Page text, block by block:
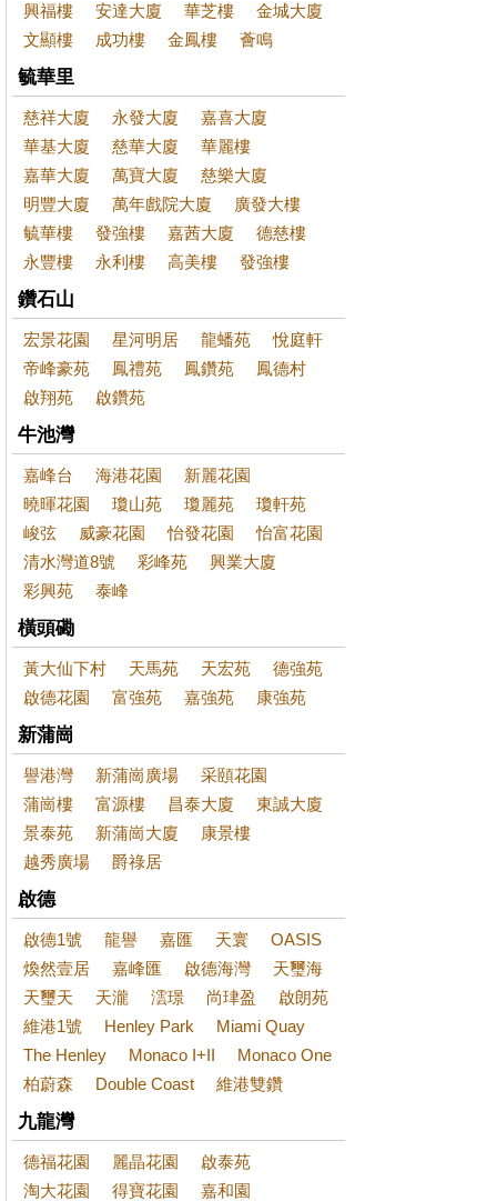
興福樓
安達大廈 華芝樓
金城大廈
文顯樓
成功樓 金鳳樓 薈鳴
毓華里
慈祥大廈 永發大廈
嘉喜大廈
華基大廈
慈華大廈
華麗樓
嘉華大廈
萬寶大廈
慈樂大廈
明豐大廈
萬年戲院大廈
廣發大樓
毓華樓
發強樓 嘉茜大廈
德慈樓
永豐樓
永利樓 高美樓 發強樓
鑽石山
宏景花園 星河明居 龍蟠苑
悅庭軒
帝峰豪苑
鳳禮苑 鳳鑽苑
鳳德村
啟翔苑
啟鑽苑
牛池灣
嘉峰台 海港花園
新麗花園
曉暉花園
瓊山苑 瓊麗苑
瓊軒苑
峻弦
威豪花園 怡發花園
怡富花園
清水灣道8號
彩峰苑
興業大廈
彩興苑
泰峰
橫頭磡
黃大仙下村 天馬苑 天宏苑
德強苑
啟德花園
富強苑 嘉強苑 康強苑
新蒲崗
譽港灣 新蒲崗廣場
采頤花園
蒲崗樓
富源樓 昌泰大廈
東誠大廈
景泰苑
新蒲崗大廈
康景樓
越秀廣場
爵祿居
啟德
啟德1號 龍譽 嘉匯 天寰
OASIS
煥然壹居
嘉峰匯 啟德海灣
天璽海
天璽天
天瀧 澐璟 尚珒盈
啟朗苑
維港1號
Henley Park
Miami Quay
The Henley
Monaco I+II
Monaco One
柏蔚森
Double Coast 維港雙鑽
九龍灣
德福花園 麗晶花園
啟泰苑
淘大花園
得寶花園 嘉和園